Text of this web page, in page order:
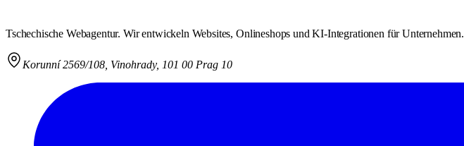
Tschechische Webagentur. Wir entwickeln Websites, Onlineshops und KI-Integrationen für Unternehmen.
Korunní 2569/108 Vinohrady, 101 00 Prag 10